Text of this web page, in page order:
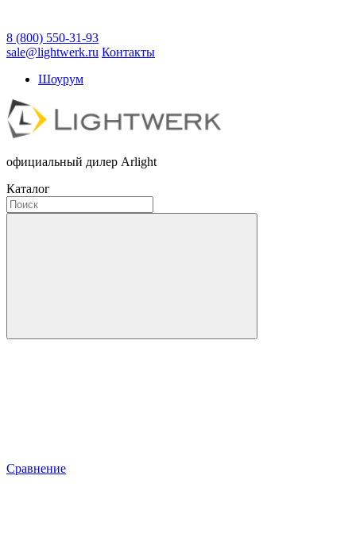
8 (800) 550-31-93
sale@lightwerk.ru Контакты
Шоурум
официальный дилер Arlight
Каталог
Сравнение